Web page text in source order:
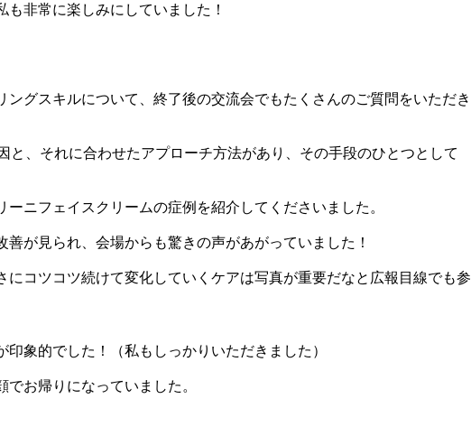
非常に楽しみにしていました！
グスキルについて、終了後の交流会でもたくさんのご質問をいただき
、それに合わせたアプローチ方法があり、その手段のひとつとして
ニフェイスクリームの症例を紹介してくださいました。
が見られ、会場からも驚きの声があがっていました！
コツコツ続けて変化していくケアは写真が重要だなと広報目線でも参
象的でした！（私もしっかりいただきました）
お帰りになっていました。